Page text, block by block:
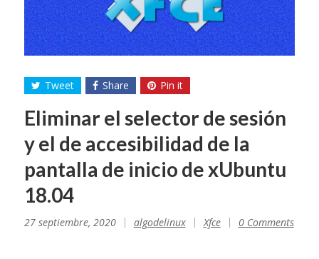
Tweet Share Pin it
Eliminar el selector de sesión
y el de accesibilidad de la
pantalla de inicio de xUbuntu
18.04
27 septiembre, 2020 algodelinux Xfce 0 Comments